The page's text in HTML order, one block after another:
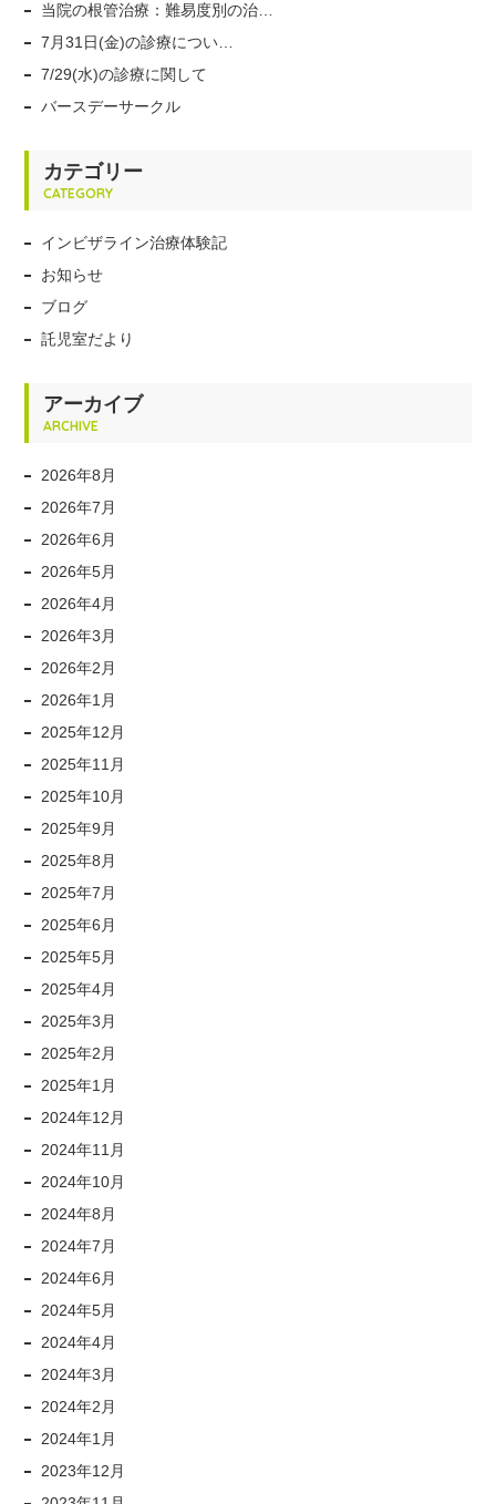
当院の根管治療：難易度別の治…
7月31日(金)の診療につい…
7/29(水)の診療に関して
バースデーサークル
カテゴリー
CATEGORY
インビザライン治療体験記
お知らせ
ブログ
託児室だより
アーカイブ
ARCHIVE
2026年8月
2026年7月
2026年6月
2026年5月
2026年4月
2026年3月
2026年2月
2026年1月
2025年12月
2025年11月
2025年10月
2025年9月
2025年8月
2025年7月
2025年6月
2025年5月
2025年4月
2025年3月
2025年2月
2025年1月
2024年12月
2024年11月
2024年10月
2024年8月
2024年7月
2024年6月
2024年5月
2024年4月
2024年3月
2024年2月
2024年1月
2023年12月